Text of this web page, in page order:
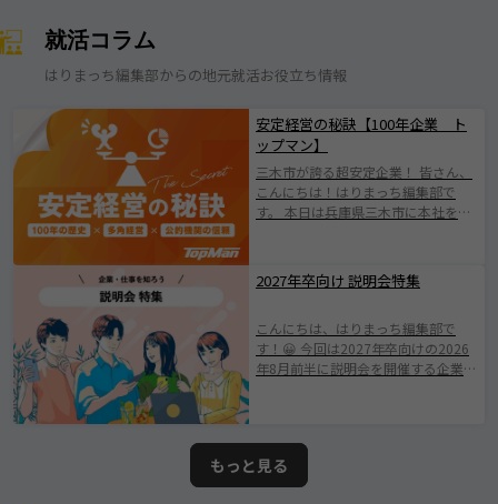
就活コラム
はりまっち編集部からの地元就活お役立ち情報
安定経営の秘訣【100年企業 ト
ップマン】
三木市が誇る超安定企業！ 皆さん、
こんにちは！はりまっち編集部で
す。 本日は兵庫県三木市に本社を構
1924年の創業以来、100年にわたり
地域とともに歩んできた歴史ある企
として知られる三木市に根ざした会
社で伝統を守りながらも、 新たな価
値創出に挑戦されている企業です
が誇る優良企業”と呼ぶにふさわしい
存在です。
2027年卒向け 説明会特集
こんにちは、はりまっち編集部で
す！😀 今回は2027年卒向けの2026
年8月前半に説明会を開催する企業を
の情報となります。ムツミ商事株式
会社
もっと見る